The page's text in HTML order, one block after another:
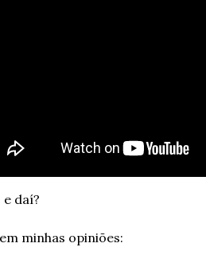
e daí?
minhas opiniões: